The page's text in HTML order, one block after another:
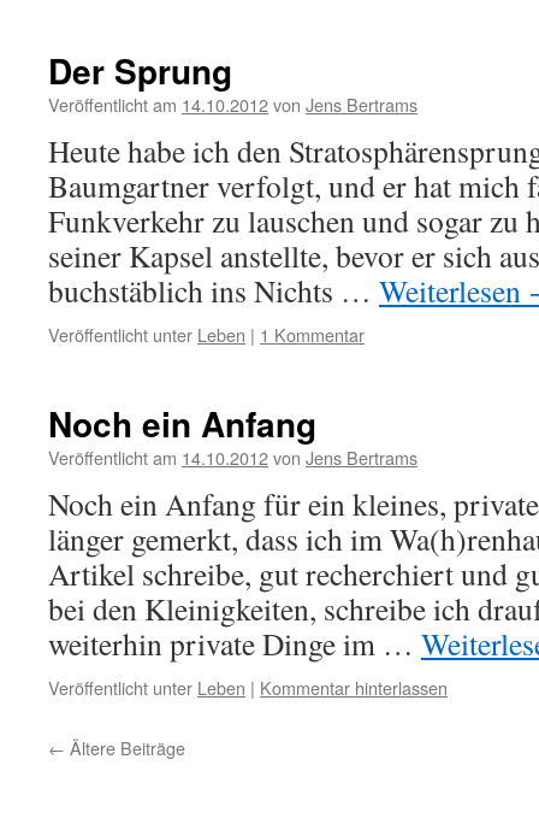
Der Sprung
Veröffentlicht am 14.10.2012von Jens Bertrams
Heute habe ich den
Baumgartner verfolgt, und er hat mich
Funkverkehr zu lauschen und sogar zu
seiner Kapsel anstellte, bevor er sich
buchstäblich ins Nichts … Weiterlesen
Veröffentlicht unter Leben | 1 Kommentar
Noch ein Anfang
Veröffentlicht am 14.10.2012von Jens Bertrams
Noch ein Anfang für ein kleines,
länger gemerkt, dass ich im
Artikel schreibe, gut recherchiert und
bei den Kleinigkeiten, schreibe ich
weiterhin private Dinge im …
Veröffentlicht unter Leben | Kommentar hinterlassen
← Ältere Beiträge